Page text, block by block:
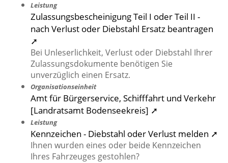
Leistung
Zulassungsbescheinigung Teil I oder Teil II -
nach Verlust oder Diebstahl Ersatz beantragen
➚
Bei Unleserlichkeit, Verlust oder Diebstahl Ihrer
Zulassungsdokumente benötigen Sie
unverzüglich einen Ersatz.
Organisationseinheit
Amt für Bürgerservice, Schifffahrt und Verkehr
[Landratsamt Bodenseekreis] ➚
Leistung
Kennzeichen - Diebstahl oder Verlust melden ➚
Ihnen wurden eines oder beide Kennzeichen
Ihres Fahrzeuges gestohlen?